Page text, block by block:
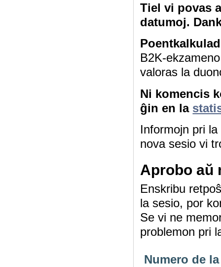
Tiel vi povas
datumoj.
B2K-
valoras la
Ni komencis
ĝin en la
Informojn pri
nova sesio vi
Aprobo aŭ
Enskribu
la sesio, por
Se vi ne
problemon pri
Numero de